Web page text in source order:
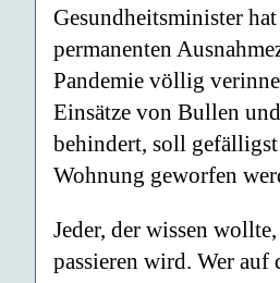
Gesundheitsminister hat
permanenten
Pandemie völlig
Einsätze von Bullen
behindert, soll gefälligst
Wohnung geworfen
Jeder, der wissen
passieren wird. Wer auf